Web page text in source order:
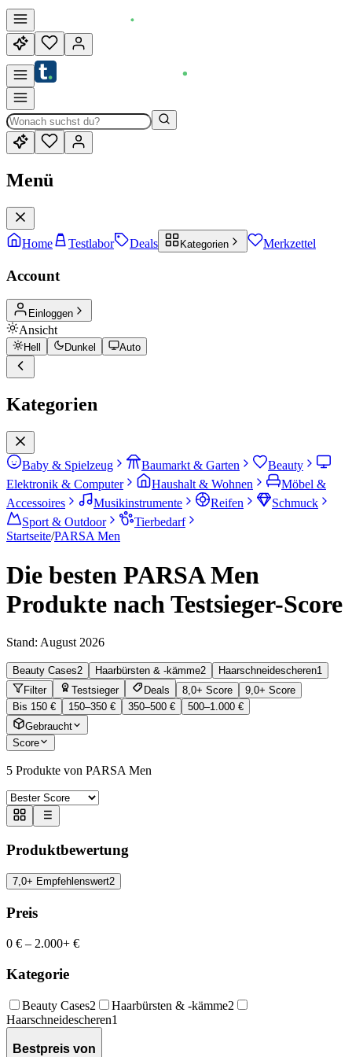
Menü
Home Testlabor Deals Kategorien Merkzettel
Account
Einloggen
Ansicht
Hell Dunkel Auto
Kategorien
Baby & Spielzeug Baumarkt & Garten
Beauty
Elektronik & Computer
Haushalt & Wohnen
Möbel &
Accessoires
Musikinstrumente Reifen
Schmuck
Sport & Outdoor
Tierbedarf
Startseite/PARSA Men
Die besten PARSA Men
Produkte nach Testsieger-Score
Stand: August 2026
Beauty Cases2 Haarbürsten & -kämme2 Haarschneidescheren1
Filter
Testsieger Deals 8,0+ Score
9,0+ Score
Bis 150 €
150–350 € 350–500 €
500–1.000 €
Gebraucht
Score
5 Produkte von PARSA Men
Produktbewertung
7,0+ Empfehlenswert2
Preis
0 € – 2.000+ €
Kategorie
Beauty Cases2 Haarbürsten & -kämme2
Haarschneidescheren1
Bestpreis von